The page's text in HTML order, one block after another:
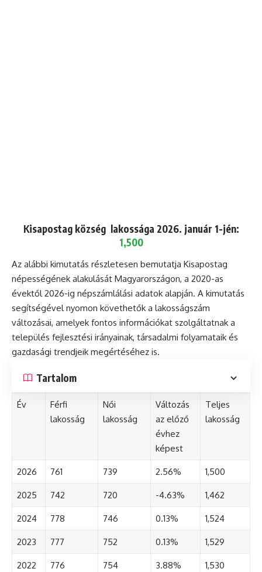
Kisapostag község lakossága 2026. január 1-jén:
1,500
Az alábbi kimutatás részletesen bemutatja Kisapostag
népességének alakulását Magyarországon, a 2020-as
évektől 2026-ig népszámlálási adatok alapján. A kimutatás
segítségével nyomon követhetők a lakosságszám
változásai, amelyek fontos információkat szolgáltatnak a
település fejlesztési irányainak, társadalmi folyamataik és
gazdasági trendjeik megértéséhez is.
Tartalom
Év
Férfi
lakosság
Női
lakosság
Változás
az előző
évhez
képest
Teljes
lakosság
2026 761 739 2.56% 1,500
2025 742 720 -4.63% 1,462
2024 778 746 0.13% 1,524
2023 777 752 0.13% 1,529
2022 776 754 3.88% 1,530